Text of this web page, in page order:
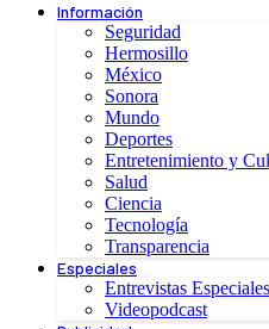
Información
Seguridad
Hermosillo
México
Sonora
Mundo
Deportes
Entretenimiento y
Salud
Ciencia
Tecnología
Transparencia
Especiales
Entrevistas
Videopodcast